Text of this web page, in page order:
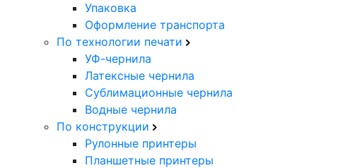
Упаковка
Оформление транспорта
По технологии печати
УФ-чернила
Латексные чернила
Сублимационные чернила
Водные чернила
По конструкции
Рулонные принтеры
Планшетные принтеры